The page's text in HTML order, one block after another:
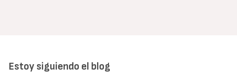
Estoy siguiendo el blog